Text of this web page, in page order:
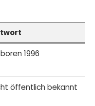
1996
öffentlich bekannt